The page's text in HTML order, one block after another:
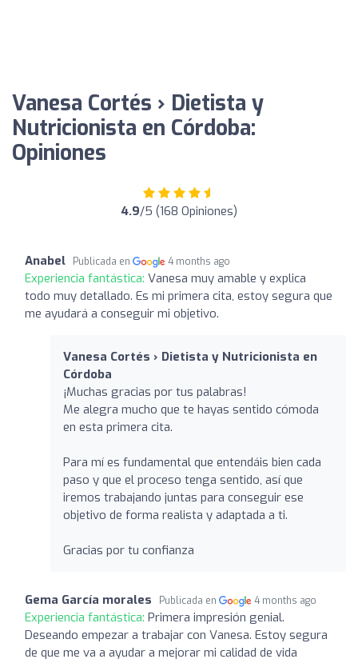
Vanesa Cortés › Dietista y
Nutricionista en Córdoba:
Opiniones
4.9/5 (168 Opiniones)
Anabel Publicada en 4 months ago
Experiencia fantástica: Vanesa muy amable y explica
todo muy detallado. Es mi primera cita, estoy segura que
me ayudará a conseguir mi objetivo.
Vanesa Cortés › Dietista y Nutricionista en
Córdoba
¡Muchas gracias por tus palabras!
Me alegra mucho que te hayas sentido cómoda
en esta primera cita.
Para mí es fundamental que entendáis bien cada
paso y que el proceso tenga sentido, así que
iremos trabajando juntas para conseguir ese
objetivo de forma realista y adaptada a ti.
Gracias por tu confianza
Gema García morales Publicada en 4 months ago
Experiencia fantástica: Primera impresión genial.
Deseando empezar a trabajar con Vanesa. Estoy segura
de que me va a ayudar a mejorar mi calidad de vida